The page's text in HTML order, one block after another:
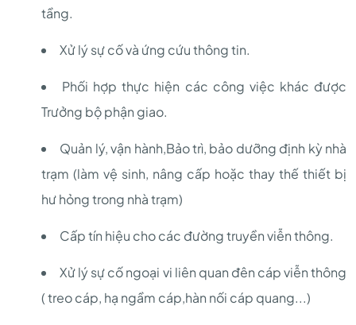
tầng.
Xử lý sự cố và ứng cứu thông tin.
Phối hợp thực hiện các công việc khác được
Trưởng bộ phận giao.
Quản lý, vận hành,Bảo trì, bảo dưỡng định kỳ nhà
trạm (làm vệ sinh, nâng cấp hoặc thay thế thiết bị
hư hỏng trong nhà trạm)
Cấp tín hiệu cho các đường truyền viễn thông.
Xử lý sự cố ngoại vi liên quan đên cáp viễn thông
( treo cáp, hạ ngầm cáp,hàn nối cáp quang...)